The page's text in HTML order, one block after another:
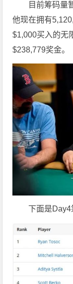
目前筹码量
他现在拥有
$1,000买入的无
$238,779奖金。
下面是Day4